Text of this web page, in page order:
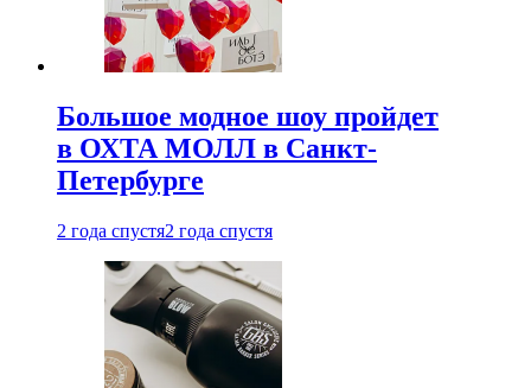
Большое модное шоу пройдет
в ОХТА МОЛЛ в Санкт-
Петербурге
2 года спустя2 года спустя